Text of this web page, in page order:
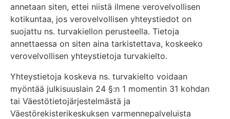
annetaan siten, ettei niistä ilmene verovelvollisen
kotikuntaa, jos verovelvollisen yhteystiedot on
suojattu ns. turvakiellon perusteella. Tietoja
annettaessa on siten aina tarkistettava, koskeeko
verovelvollisen yhteystietoja turvakielto.
Yhteystietoja koskeva ns. turvakielto voidaan
myöntää julkisuuslain 24 §:n 1 momentin 31 kohdan
tai Väestötietojärjestelmästä ja
Väestörekisterikeskuksen varmennepalveluista